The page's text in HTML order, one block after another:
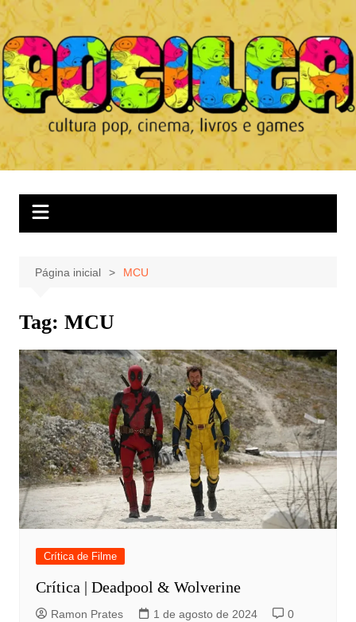
Ir
para
o
conteúdo
Página inicial MCU
Tag: MCU
Crítica de Filme
Crítica | Deadpool & Wolverine
Ramon Prates 1 de agosto de 2024 0